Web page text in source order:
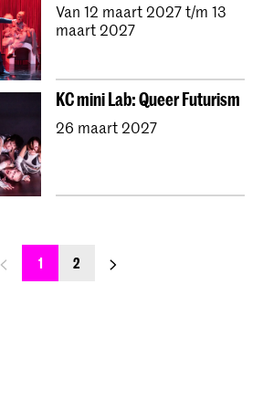
Van 12 maart 2027 t/m 13
maart 2027
KC mini Lab: Queer Futurism
26 maart 2027
previous_page
1 2 next_page